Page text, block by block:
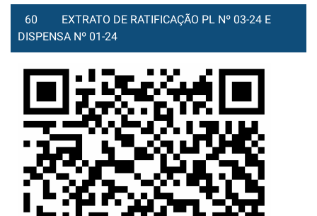
60
EXTRATO DE RATIFICAÇÃO PL Nº 03-24 E
DISPENSA Nº 01-24